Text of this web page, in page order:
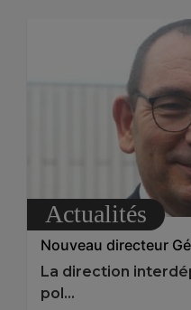
Actualités
Nouveau directeur
La direction
pol...